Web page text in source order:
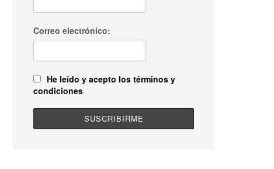
Correo electrónico:
He leído y acepto los términos y
condiciones